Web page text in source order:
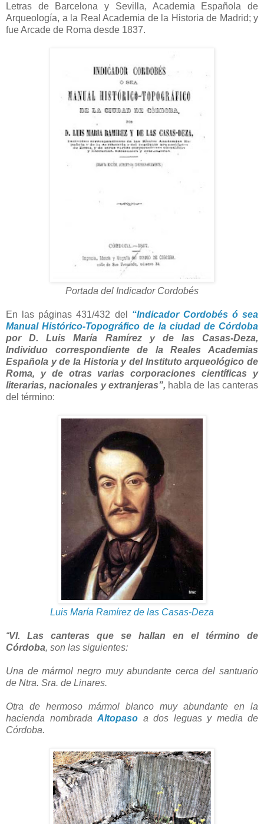
Letras de Barcelona y Sevilla, Academia Española de
Arqueología, a la Real Academia de la Historia de Madrid; y
fue Arcade de Roma desde 1837.
Portada del Indicador Cordobés
En las páginas 431/432 del “Indicador Cordobés ó sea
Manual Histórico-Topográfico de la ciudad de Córdoba
por D. Luis María Ramírez y de las Casas-Deza,
Individuo correspondiente de la Reales Academias
Española y de la Historia y del Instituto arqueológico de
Roma, y de otras varias corporaciones científicas y
literarias, nacionales y extranjeras”, habla de las canteras
del término:
Luis María Ramírez de las Casas-Deza
“VI. Las canteras que se hallan en el término de
Córdoba, son las siguientes:
Una de mármol negro muy abundante cerca del santuario
de Ntra. Sra. de Linares.
Otra de hermoso mármol blanco muy abundante en la
hacienda nombrada Altopaso a dos leguas y media de
Córdoba.